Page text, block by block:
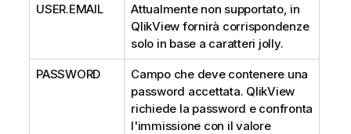
USER.EMAIL
Attualmente non supportato, in
QlikView fornirà corrispondenze
solo in base a caratteri jolly.
PASSWORD
Campo che deve contenere una
password accettata. QlikView
richiede la password e confronta
l'immissione con il valore